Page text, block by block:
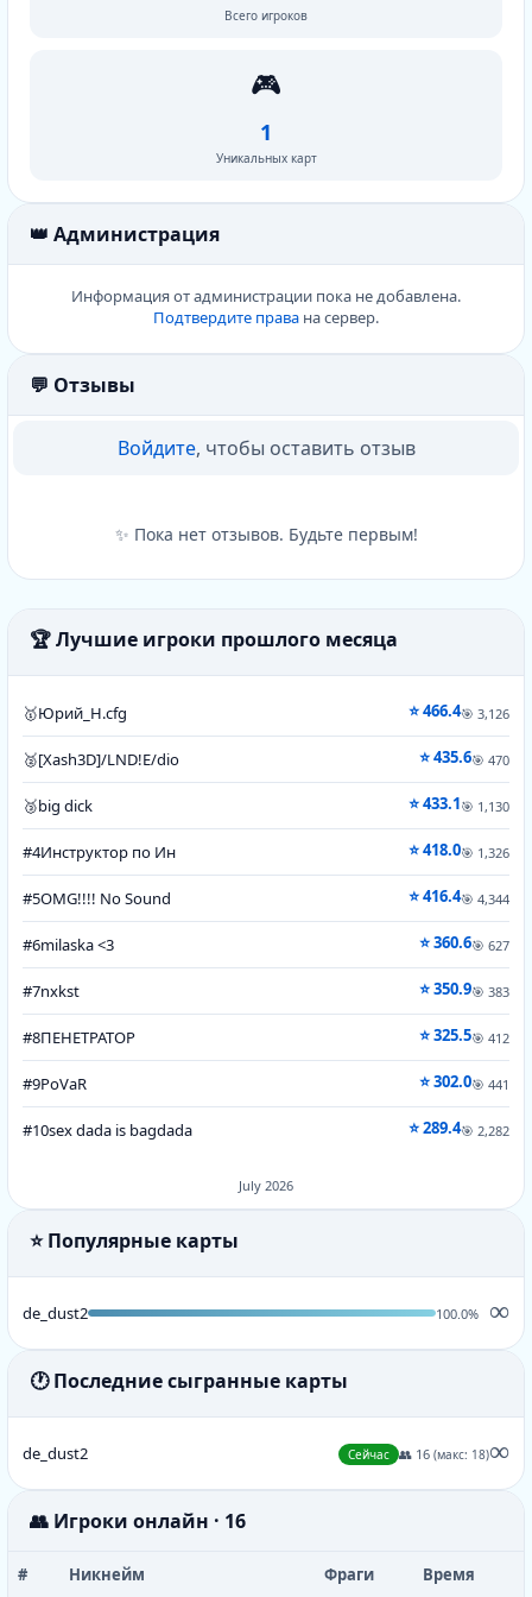
Всего игроков
🎮
1
Уникальных карт
👑 Администрация
Информация от администрации пока не добавлена.
Подтвердите права на сервер.
💬 Отзывы
Войдите, чтобы оставить отзыв
✨ Пока нет отзывов. Будьте первым!
🏆 Лучшие игроки прошлого месяца
🥇Юрий_Н.cfg ⭐ 466.4🎯 3,126
🥈[Xash3D]/LND!E/dio ⭐ 435.6🎯 470
🥉big dick ⭐ 433.1🎯 1,130
#4Инструктор по Ин ⭐ 418.0🎯 1,326
#5OMG!!!! No Sound ⭐ 416.4🎯 4,344
#6milaska <3 ⭐ 360.6🎯 627
#7nxkst ⭐ 350.9🎯 383
#8ПЕНЕТРАТОР ⭐ 325.5🎯 412
#9PoVaR ⭐ 302.0🎯 441
#10sex dada is bagdada ⭐ 289.4🎯 2,282
July 2026
⭐ Популярные карты
de_dust2 100.0% ∞
🕐 Последние сыгранные карты
de_dust2 Сейчас 👥 16 (макс: 18)∞
👥 Игроки онлайн · 16
# Никнейм Фраги Время